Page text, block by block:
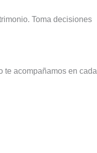
Toma decisiones
te acompañamos en cada